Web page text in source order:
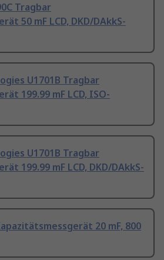
Tragbar
50 mF LCD, DKD/DAkkS-
U1701B Tragbar
199.99 mF LCD, ISO-
U1701B Tragbar
199.99 mF LCD, DKD/DAkkS-
20 mF, 800